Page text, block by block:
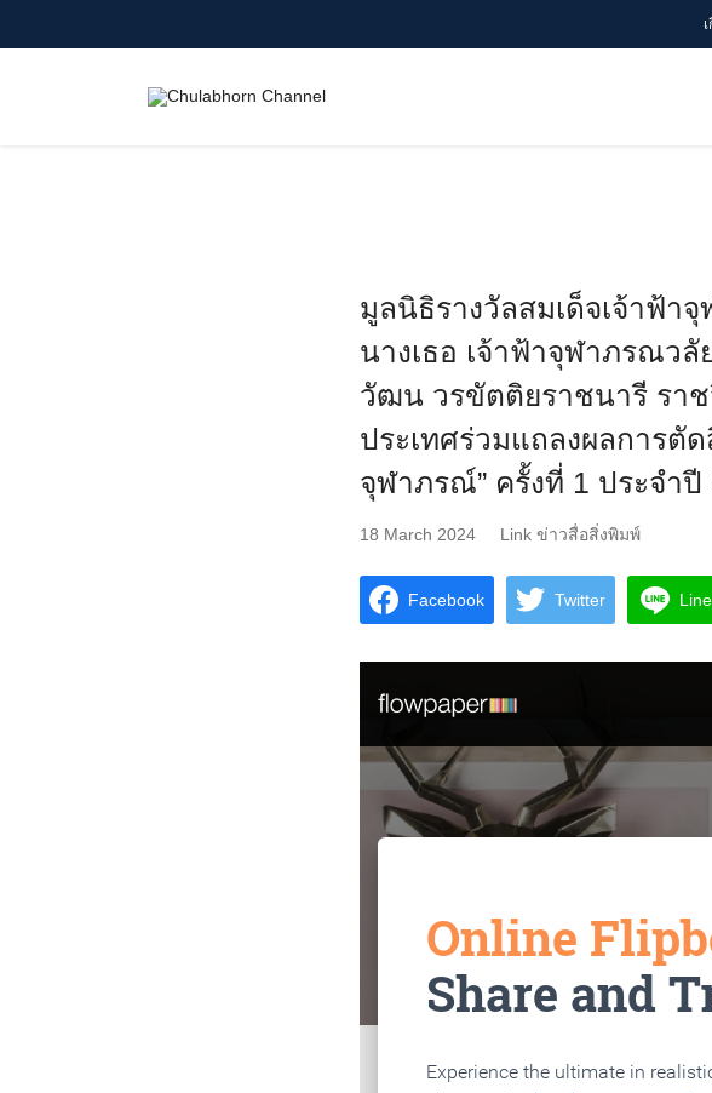
มูลนิธิรางวัลสมเด็จเจ้าฟ้า
นางเธอ เจ้าฟ้าจุฬาภรณว
วัฒน วรขัตติยราชนารี รา
ประเทศร่วมแถลงผลการตั
จุฬาภรณ์” ครั้งที่ 1 ประจำปี
18 March 2024 Link ข่าวสื่อสิ่งพิมพ์
Facebook Twitter Line